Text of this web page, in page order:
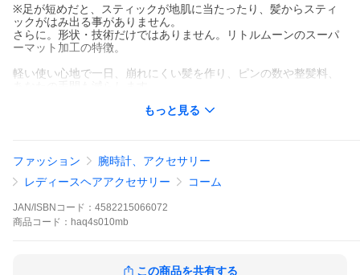
※足が短めだと、スティックが地肌に当たったり、髪からスティ
ックがはみ出る事がありません。
さらに。形状・技術だけではありません。リトルムーンのスーパ
ーマット加工の特徴。
軽い使い心地で一日、崩れにくい髪を作り、ピンの数や整髪料、
スティック最大横幅：約38mm/ 足の長さ：約65mm
■ ご了承くださいませ ■
※１つ１つ手作りしておりますので、商品の柄などに個体差がご
ざいます。
※できるだけ忠実にカラーの再現を心がけておりますが、お客様
※天然素材を使用しておりますので、サイズ、色や柄の出方に個
もっと見る
ファッション
腕時計、アクセサリー
レディースヘアアクセサリー
コーム
JAN/ISBNコード： 4582215066072
商品 コード： haq4s010mb
この商品を共有する